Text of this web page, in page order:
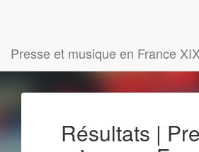
Presse et musique en France XIX
Résultats |